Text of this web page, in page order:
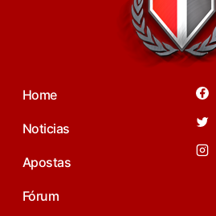
Home
Noticias
Apostas
Fórum